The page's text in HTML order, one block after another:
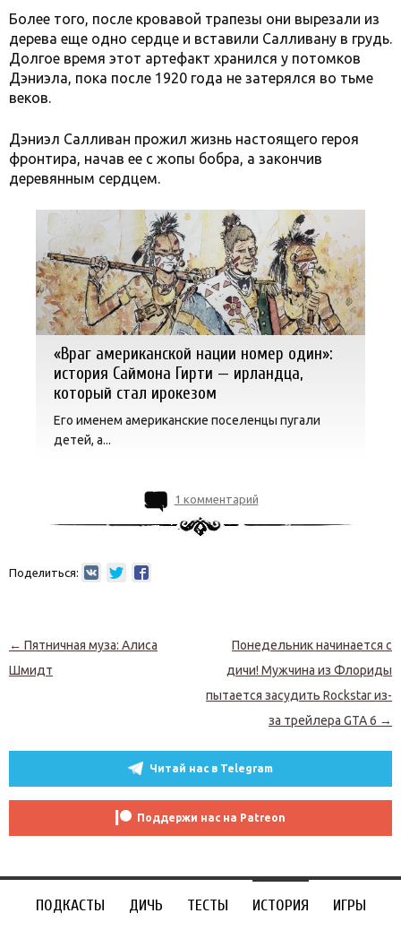
Более того, после кровавой трапезы они вырезали из
дерева еще одно сердце и вставили Салливану в грудь.
Долгое время этот артефакт хранился у потомков
Дэниэла, пока после 1920 года не затерялся во тьме
веков.
Дэниэл Салливан прожил жизнь настоящего героя
фронтира, начав ее с жопы бобра, а закончив
деревянным сердцем.
«Враг американской нации номер один»:
история Саймона Гирти — ирландца,
который стал ирокезом
Его именем американские поселенцы пугали
детей, а...
1 комментарий
Поделиться:
Навигация по записям
← Пятничная муза: Алиса
Шмидт
Понедельник начинается с
дичи! Мужчина из Флориды
пытается засудить Rockstar из-
за трейлера GTA 6 →
Читай нас в Telegram
Поддержи нас на Patreon
ПОДКАСТЫ ДИЧЬ ТЕСТЫ ИСТОРИЯ ИГРЫ